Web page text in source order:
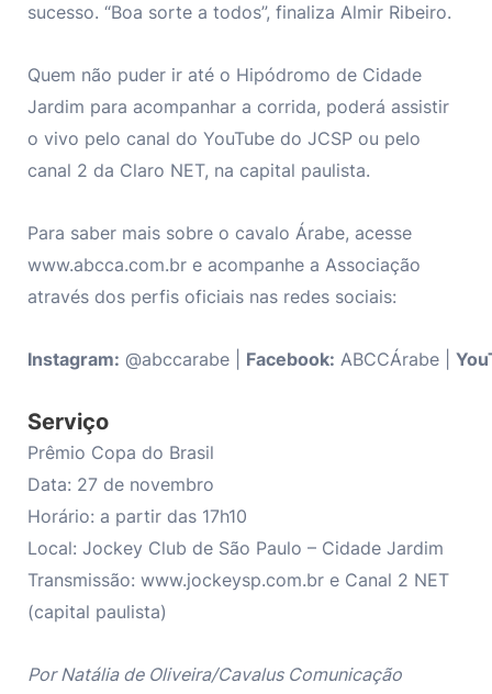
sucesso. “Boa sorte a todos”, finaliza Almir Ribeiro.
Quem não puder ir até o Hipódromo de Cidade
Jardim para acompanhar a corrida, poderá assistir
o vivo pelo canal do YouTube do JCSP ou pelo
canal 2 da Claro NET, na capital paulista.
Para saber mais sobre o cavalo Árabe, acesse
www.abcca.com.br e acompanhe a Associação
através dos perfis oficiais nas redes sociais:
Instagram: @abccarabe Facebook: ABCCÁrabe |
Serviço
Prêmio Copa do Brasil
Data: 27 de novembro
Horário: a partir das 17h10
Local: Jockey Club de São Paulo – Cidade Jardim
Transmissão: www.jockeysp.com.br e Canal 2 NET
(capital paulista)
Por Natália de Oliveira/Cavalus Comunicação